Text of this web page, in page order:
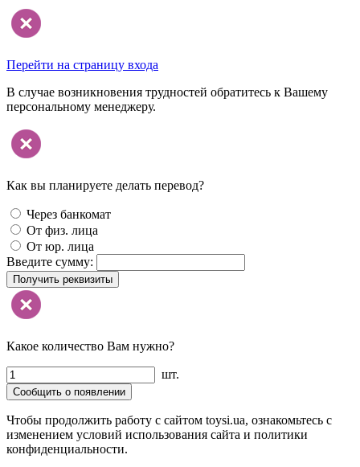
Перейти на страницу входа
В случае возникновения трудностей обратитесь к Вашему
персональному менеджеру.
Как вы планируете делать перевод?
Через банкомат
От физ. лица
От юр. лица
Введите сумму:
Получить реквизиты
Какое количество Вам нужно?
шт.
Сообщить о появлении
Чтобы продолжить работу с сайтом toysi.ua, ознакомьтесь с
изменением условий использования сайта и политики
конфиденциальности.